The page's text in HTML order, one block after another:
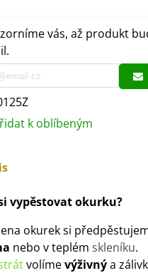
vás, až produkt
k oblíbeným
vypěstovat okurku?
okurek si
nebo v teplém skleníku.
volímevýživnýa